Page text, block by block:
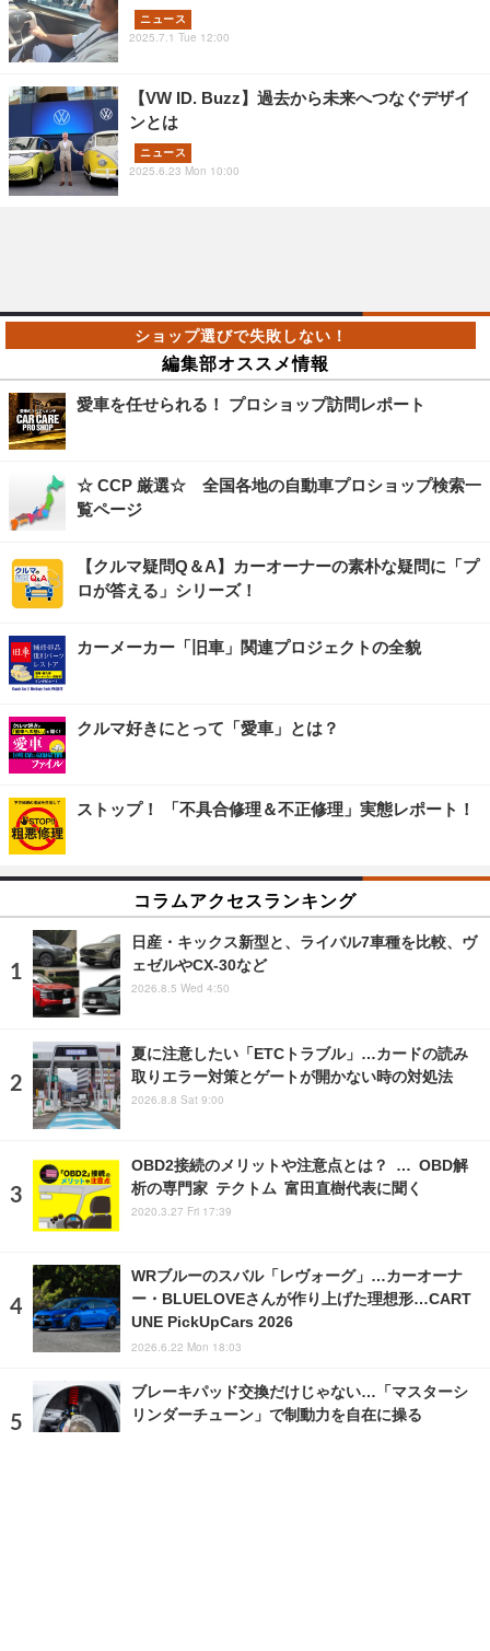
ニュース
2025.7.1 Tue 12:00
【VW ID. Buzz】過去から未来へつなぐデザイ
ンとは
ニュース
2025.6.23 Mon 10:00
編集部オススメ情報
愛車を任せられる！ プロショップ訪問レポート
☆ CCP 厳選☆ 全国各地の自動車プロショップ検索一
覧ページ
【クルマ疑問Q＆A】カーオーナーの素朴な疑問に「プ
ロが答える」シリーズ！
カーメーカー「旧車」関連プロジェクトの全貌
クルマ好きにとって「愛車」とは？
ストップ！ 「不具合修理＆不正修理」実態レポート！
コラムアクセスランキング
日産・キックス新型と、ライバル7車種を比較、ヴ
ェゼルやCX-30など
2026.8.5 Wed 4:50
夏に注意したい「ETCトラブル」…カードの読み
取りエラー対策とゲートが開かない時の対処法
2026.8.8 Sat 9:00
OBD2接続のメリットや注意点とは？ … OBD解
析の専門家 テクトム 富田直樹代表に聞く
2020.3.27 Fri 17:39
WRブルーのスバル「レヴォーグ」…カーオーナ
ー・BLUELOVEさんが作り上げた理想形…CART
UNE PickUpCars 2026
2026.6.22 Mon 18:03
ブレーキパッド交換だけじゃない…「マスターシ
リンダーチューン」で制動力を自在に操る